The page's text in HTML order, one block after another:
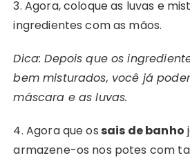
3. Agora, coloque as luvas e
ingredientes com as mãos.
Dica: Depois que os
bem misturados, você já
máscara e as luvas.
4. Agora que ossais de banho
armazene-os nos potes com